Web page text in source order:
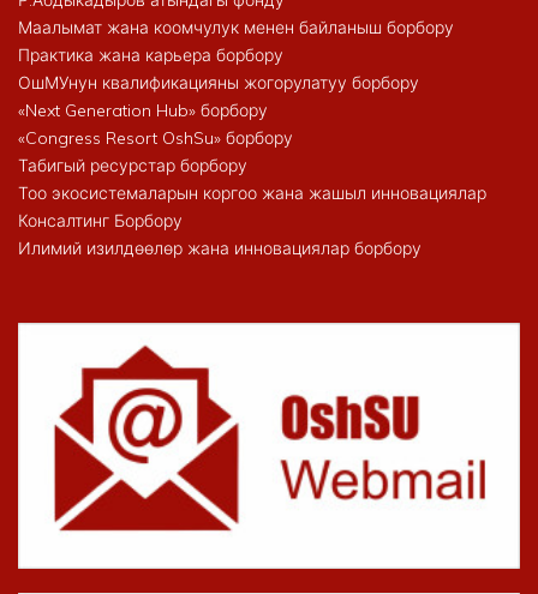
Маалымат жана коомчулук менен байланыш борбору
Практика жана карьера борбору
ОшМУнун квалификацияны жогорулатуу борбору
«Next Generation Hub» борбору
«Congress Resort OshSu» борбору
Табигый ресурстар борбору
Тоо экосистемаларын коргоо жана жашыл инновациялар
Консалтинг Борбору
Илимий изилдөөлөр жана инновациялар борбору